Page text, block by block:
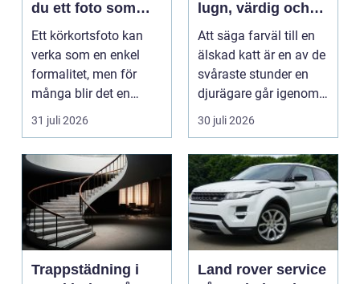
du ett foto som
alltid blir godkänt
Ett körkortsfoto kan
verka som en enkel
formalitet, men för
många blir det en
oväntad källa till str...
31 juli 2026
lugn, värdig och
trygg
Att säga farväl till en
älskad katt är en av de
svåraste stunder en
djurägare går igenom.
Beslutet o...
30 juli 2026
Trappstädning i
Land rover service